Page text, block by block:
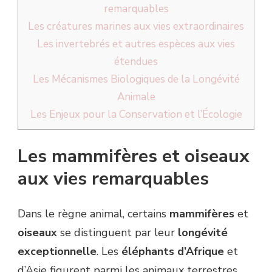
remarquables
Les créatures marines aux vies extraordinaires
Les invertebrés et autres espèces aux vies
étendues
Les Mécanismes Biologiques de la Longévité
Animale
Les Enjeux pour la Conservation et l’Écologie
Les mammifères et oiseaux
aux vies remarquables
Dans le règne animal, certains mammifères et
oiseaux se distinguent par leur longévité
exceptionnelle. Les éléphants d’Afrique et